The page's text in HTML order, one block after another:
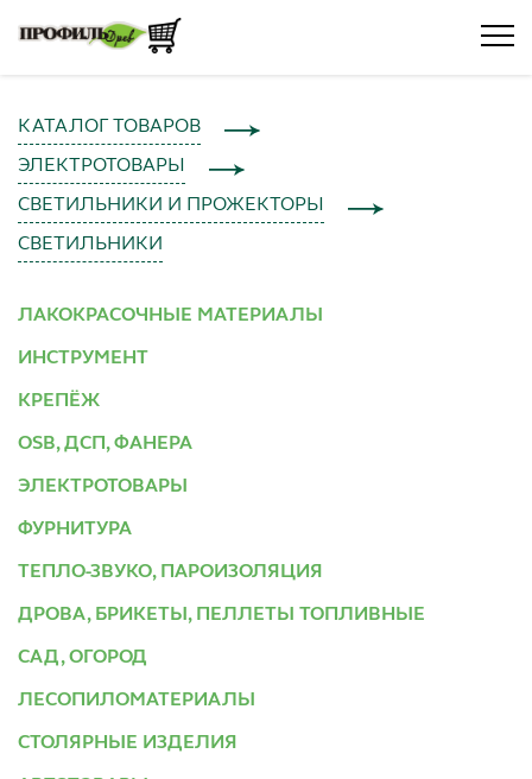
КАТАЛОГ ТОВАРОВ
ЭЛЕКТРОТОВАРЫ
СВЕТИЛЬНИКИ И ПРОЖЕКТОРЫ
СВЕТИЛЬНИКИ
ЛАКОКРАСОЧНЫЕ МАТЕРИАЛЫ
ИНСТРУМЕНТ
КРЕПЁЖ
OSB, ДСП, ФАНЕРА
ЭЛЕКТРОТОВАРЫ
ФУРНИТУРА
ТЕПЛО-ЗВУКО, ПАРОИЗОЛЯЦИЯ
ДРОВА, БРИКЕТЫ, ПЕЛЛЕТЫ ТОПЛИВНЫЕ
САД, ОГОРОД
ЛЕСОПИЛОМАТЕРИАЛЫ
СТОЛЯРНЫЕ ИЗДЕЛИЯ